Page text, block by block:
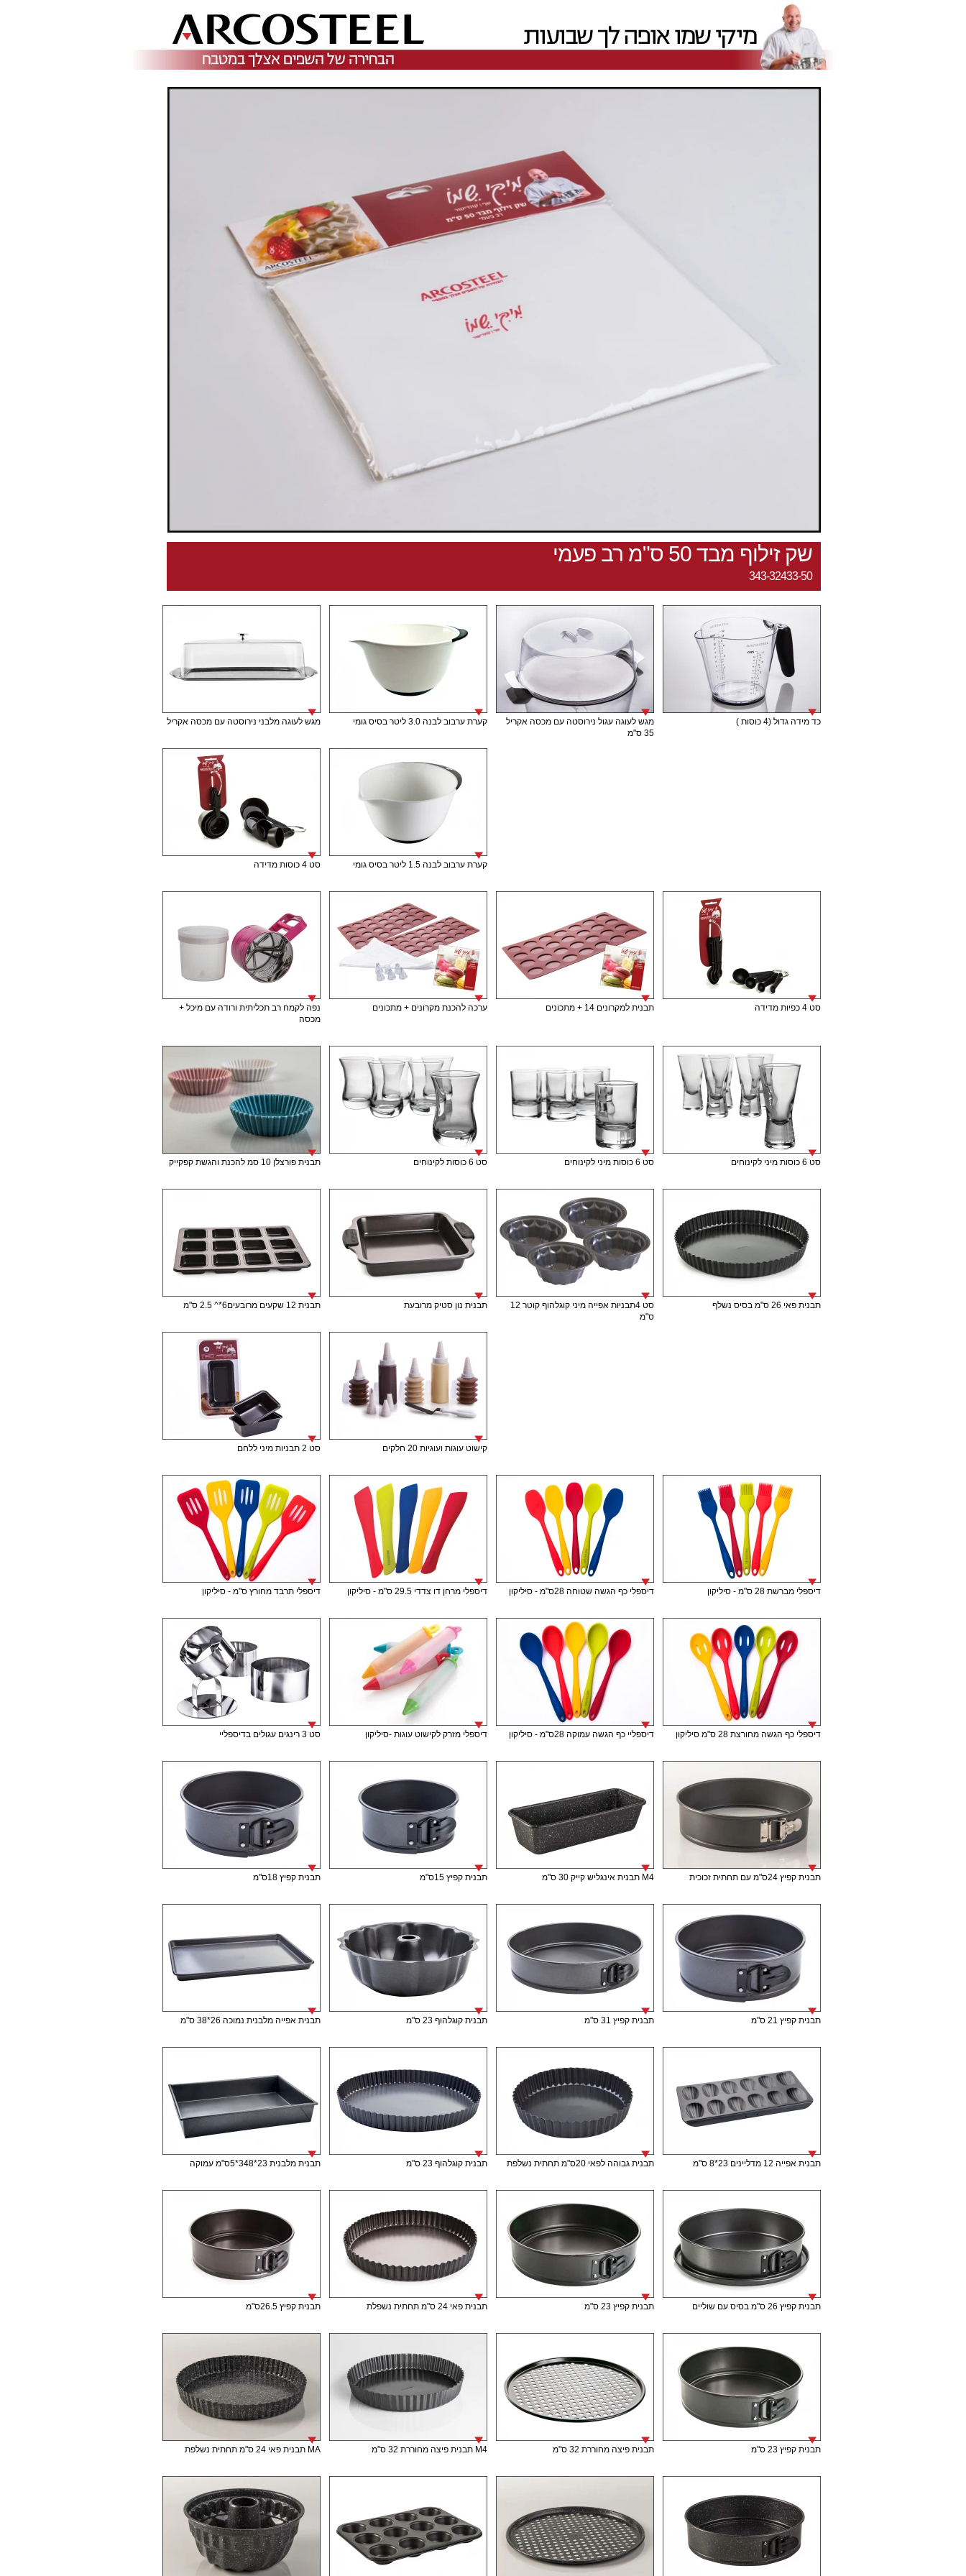
שק זילוף מבד 50 ס"מ רב פעמי
343-32433-50
כד מידה גדול (4 כוסות )
מגש לעוגה עגול נירוסטה עם מכסה אקריל
35 ס"מ
קערת ערבוב לבנה 3.0 ליטר בסיס גומי מגש לעוגה מלבני נירוסטה עם מכסה אקריל
קערת ערבוב לבנה 1.5 ליטר בסיס גומי סט 4 כוסות מדידה
סט 4 כפיות מדידה תבנית למקרונים 14 + מתכונים ערכה להכנת מקרונים + מתכונים
נפה לקמח רב תכליתית ורודה עם מיכל +
מכסה
סט 6 כוסות מיני לקינוחים סט 6 כוסות מיני לקינוחים סט 6 כוסות לקינוחים תבנית פורצלן 10 סמ להכנת והגשת קפקייק
תבנית פאי 26 ס"מ בסיס נשלף
סט 4תבניות אפייה מיני קוגלהוף קוטר 12
ס"מ
תבנית נון סטיק מרובעת תבנית 12 שקעים מרובעים6*^ 2.5 ס"מ
קישוט עוגות ועוגיות 20 חלקים סט 2 תבניות מיני ללחם
דיספלי מברשת 28 ס"מ - סיליקון דיספלי כף הגשה שטוחה 28ס"מ - סיליקון דיספלי מרחן דו צדדי 29.5 ס"מ - סיליקון דיספלי תרבד מחורץ ס"מ - סיליקון
דיספלי כף הגשה מחורצת 28 ס"מ סיליקון דיספליי כף הגשה עמוקה 28ס"מ - סיליקון דיספלי מזרק לקישוט עוגות -סיליקון סט 3 רינגים עגולים בדיספליי
תבנית קפיץ 24ס"מ עם תחתית זכוכית M4 תבנית אינגליש קייק 30 ס"מ תבנית קפיץ 15ס"מ תבנית קפיץ 18ס"מ
תבנית קפיץ 21 ס"מ תבנית קפיץ 31 ס"מ תבנית קוגלהוף 23 ס"מ תבנית אפייה מלבנית נמוכה 26*38 ס"מ
תבנית אפייה 12 מדליינים 23*8 ס"מ תבנית גבוהה לפאי 20ס"מ תחתית נשלפת תבנית קוגלהוף 23 ס"מ תבנית מלבנית 23*348*5ס"מ עמוקה
תבנית קפיץ 26 ס"מ בסיס עם שוליים תבנית קפיץ 23 ס"מ תבנית פאי 24 ס"מ תחתית נשפלת תבנית קפיץ 26.5ס"מ
תבנית קפיץ 23 ס"מ תבנית פיצה מחוררת 32 ס"מ M4 תבנית פיצה מחוררת 32 ס"מ MA תבנית פאי 24 ס"מ תחתית נשלפת